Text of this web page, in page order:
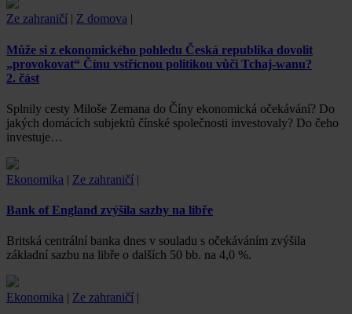
Ze zahraničí | Z domova |
Může si z ekonomického pohledu Česká republika dovolit
„provokovat“ Čínu vstřícnou politikou vůči Tchaj-wanu?
2. část
Splnily cesty Miloše Zemana do Číny ekonomická očekávání? Do
jakých domácích subjektů čínské společnosti investovaly? Do čeho
investuje…
Ekonomika | Ze zahraničí |
Bank of England zvýšila sazby na libře
Britská centrální banka dnes v souladu s očekáváním zvýšila
základní sazbu na libře o dalších 50 bb. na 4,0 %.
Ekonomika Ze zahraničí